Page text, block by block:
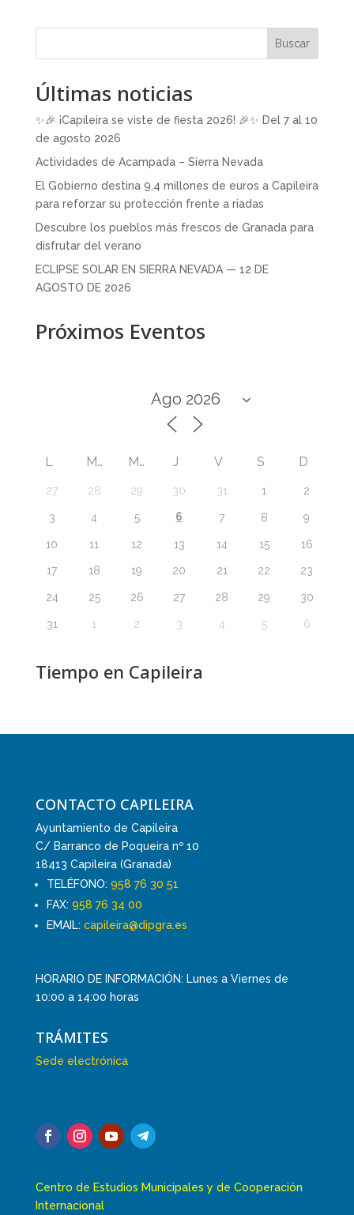
Buscar
Últimas noticias
✨🎉 ¡Capileira se viste de fiesta 2026! 🎉✨ Del 7 al 10
de agosto 2026
Actividades de Acampada – Sierra Nevada
El Gobierno destina 9,4 millones de euros a Capileira
para reforzar su protección frente a riadas
Descubre los pueblos más frescos de Granada para
disfrutar del verano
ECLIPSE SOLAR EN SIERRA NEVADA — 12 DE
AGOSTO DE 2026
Próximos Eventos
L M M J V S D
27 28 29 30 31 1 2
3 4 5 6 7 8 9
10 11 12 13 14 15 16
17 18 19 20 21 22 23
24 25 26 27 28 29 30
31 1 2 3 4 5 6
Tiempo en Capileira
CONTACTO CAPILEIRA
Ayuntamiento de Capileira
C/ Barranco de Poqueira nº 10
18413 Capileira (Granada)
TELÉFONO: 958 76 30 51
FAX: 958 76 34 00
EMAIL: capileira@dipgra.es
HORARIO DE INFORMACIÓN: Lunes a Viernes de
10:00 a 14:00 horas
TRÁMITES
Sede electrónica
Centro de Estudios Municipales y de Cooperación
Internacional